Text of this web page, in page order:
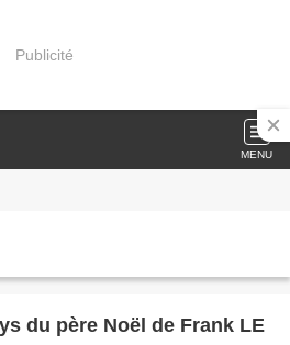
Publicité
MENU
du père Noël de Frank LE